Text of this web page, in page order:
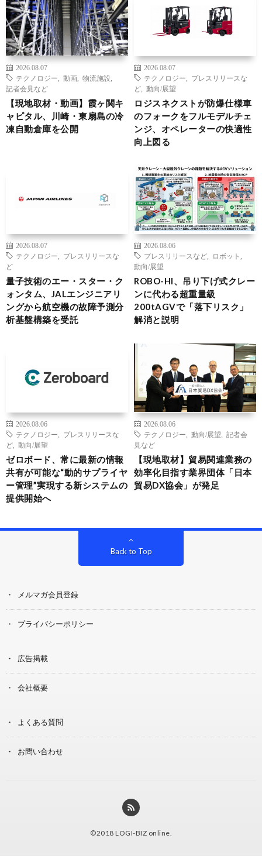
2026.08.07
テクノロジー
動画 物流施設
記者会見など
【現地取材・動画】霞ヶ関キ
ャピタル、川崎・東扇島の冷
凍自動倉庫を公開
2026.08.07
テクノロジー
プレスリリースな
ど
動向/展望
ロジスネクストが防爆仕様車
のフォークをフルモデルチェ
ンジ、オペレーターの快適性
向上図る
2026.08.07
テクノロジー
プレスリリースな
ど
量子技術のエー・スター・ク
ォンタム、JALエンジニアリ
ングから航空機の故障予測分
析基盤構築を受託
2026.08.06
プレスリリースなど
ロボット
動向/展望
ROBO-HI、吊り下げ式クレー
ンに代わる超重量級
200tAGVで「落下リスク」
解消と説明
2026.08.06
テクノロジー
プレスリリースな
ど
動向/展望
ゼロボード、常に最新の情報
共有が可能な“動的サプライヤ
ー管理”実現する新システムの
提供開始へ
2026.08.06
テクノロジー
動向/展望
記者会
見など
【現地取材】貿易関連業務の
効率化目指す業界団体「日本
貿易DX協会」が発足
Back to Top
メルマガ会員登録
プライバシーポリシー
広告掲載
会社概要
よくある質問
お問い合わせ
©2018 LOGI-BIZ online